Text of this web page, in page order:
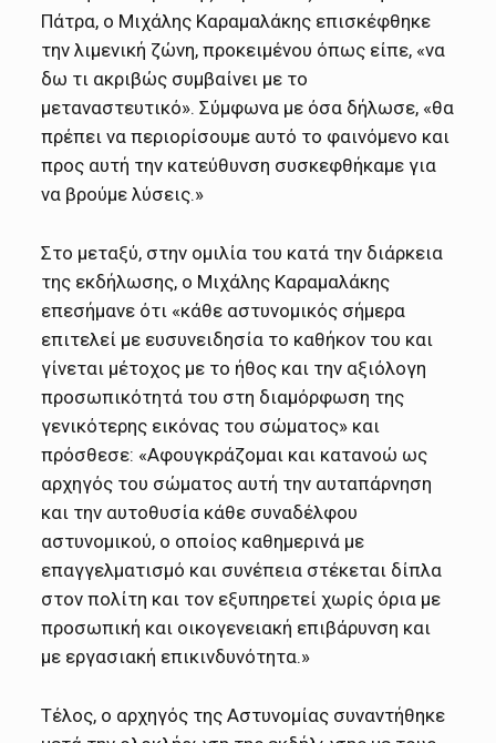
Πάτρα, ο Μιχάλης Καραμαλάκης επισκέφθηκε
την λιμενική ζώνη, προκειμένου όπως είπε, «να
δω τι ακριβώς συμβαίνει με το
μεταναστευτικό». Σύμφωνα με όσα δήλωσε, «θα
πρέπει να περιορίσουμε αυτό το φαινόμενο και
προς αυτή την κατεύθυνση συσκεφθήκαμε για
να βρούμε λύσεις.»
Στο μεταξύ, στην ομιλία του κατά την διάρκεια
της εκδήλωσης, ο Μιχάλης Καραμαλάκης
επεσήμανε ότι «κάθε αστυνομικός σήμερα
επιτελεί με ευσυνειδησία το καθήκον του και
γίνεται μέτοχος με το ήθος και την αξιόλογη
προσωπικότητά του στη διαμόρφωση της
γενικότερης εικόνας του σώματος» και
πρόσθεσε: «Αφουγκράζομαι και κατανοώ ως
αρχηγός του σώματος αυτή την αυταπάρνηση
και την αυτοθυσία κάθε συναδέλφου
αστυνομικού, ο οποίος καθημερινά με
επαγγελματισμό και συνέπεια στέκεται δίπλα
στον πολίτη και τον εξυπηρετεί χωρίς όρια με
προσωπική και οικογενειακή επιβάρυνση και
με εργασιακή επικινδυνότητα.»
Τέλος, ο αρχηγός της Αστυνομίας συναντήθηκε